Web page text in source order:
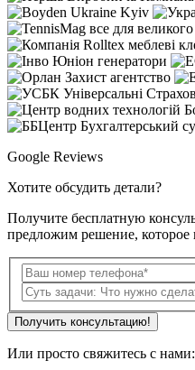
Google Reviews
Хотите обсудить детали?
Получите бесплатную
предложим решение,
Получить консультацию!
Или просто свяжитесь с нами: